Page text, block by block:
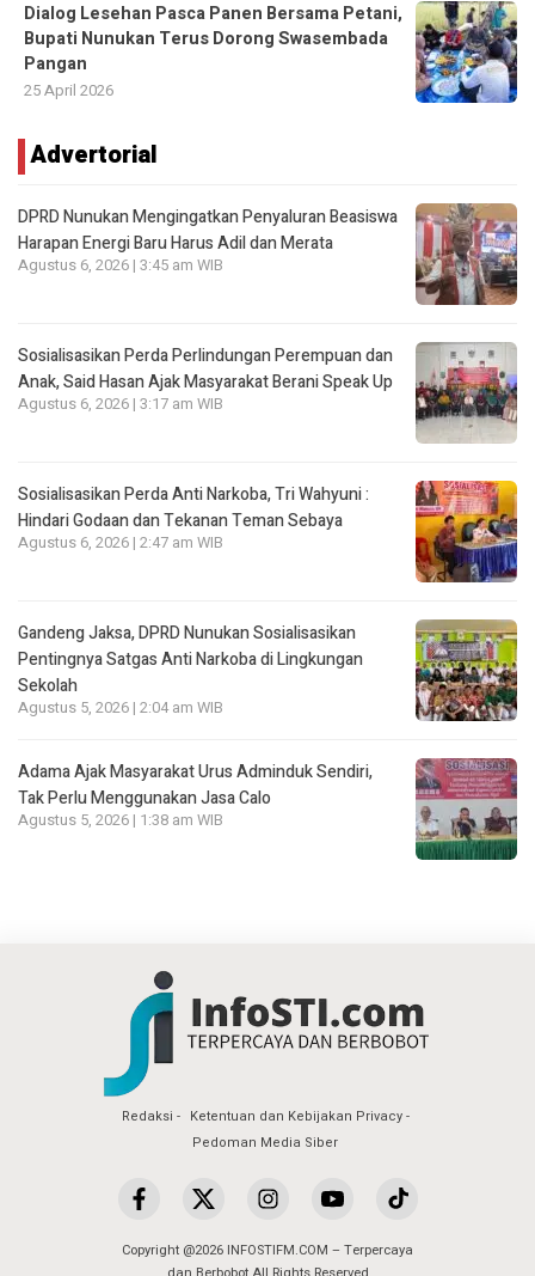
Dialog Lesehan Pasca Panen Bersama Petani,
Bupati Nunukan Terus Dorong Swasembada
Pangan
25 April 2026
Advertorial
DPRD Nunukan Mengingatkan Penyaluran Beasiswa
Harapan Energi Baru Harus Adil dan Merata
Agustus 6, 2026 | 3:45 am WIB
Sosialisasikan Perda Perlindungan Perempuan dan
Anak, Said Hasan Ajak Masyarakat Berani Speak Up
Agustus 6, 2026 | 3:17 am WIB
Sosialisasikan Perda Anti Narkoba, Tri Wahyuni :
Hindari Godaan dan Tekanan Teman Sebaya
Agustus 6, 2026 | 2:47 am WIB
Gandeng Jaksa, DPRD Nunukan Sosialisasikan
Pentingnya Satgas Anti Narkoba di Lingkungan
Sekolah
Agustus 5, 2026 | 2:04 am WIB
Adama Ajak Masyarakat Urus Adminduk Sendiri,
Tak Perlu Menggunakan Jasa Calo
Agustus 5, 2026 | 1:38 am WIB
Redaksi
Ketentuan dan Kebijakan Privacy
Pedoman Media Siber
Copyright @2026 INFOSTIFM.COM – Terpercaya